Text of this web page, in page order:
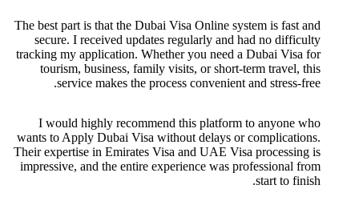
The best part is that the Dubai Visa Online system is fast and
secure. I received updates regularly and had no difficulty
tracking my application. Whether you need a Dubai Visa for
tourism, business, family visits, or short-term travel, this
service makes the process convenient and stress-free.
I would highly recommend this platform to anyone who
wants to Apply Dubai Visa without delays or complications.
Their expertise in Emirates Visa and UAE Visa processing is
impressive, and the entire experience was professional from
start to finish.